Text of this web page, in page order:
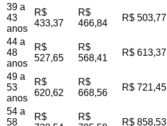
39 a
43
anos
R$
433,37
R$
466,84
R$ 503,77
44 a
48
anos
R$
527,65
R$
568,41
R$ 613,37
49 a
53
anos
R$
620,62
R$
668,56
R$ 721,45
54 a
58
R$
R$
R$ 858,53